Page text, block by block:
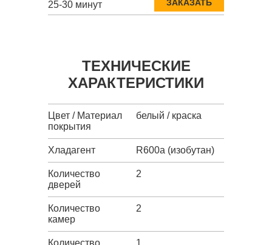
25-30 минут ЗАКАЗАТЬ
ТЕХНИЧЕСКИЕ
ХАРАКТЕРИСТИКИ
Цвет / Материал
покрытия
белый / краска
Хладагент R600a (изобутан)
Количество
дверей
2
Количество
камер
2
Количество
1